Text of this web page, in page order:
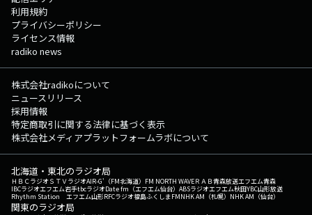
利用規約
プライバシーポリシー
ライセンス情報
radiko news
株式会社radikoについて
ニュースリリース
採用情報
特定商取引に関する法律に基づく表示
株式会社メディアプラットフォームラボについて
北海道・東北のラジオ局
ＨＢＣラジオＳＴＶラジオAIR-G'（FM北海道） FM NORTH WAVEＲＡＢ青森放送エフエム青森
IBCラジオエフエム岩手tbcラジオDate fm（エフエム仙台） ABSラジオエフエム秋田YBC山形放送
Rhythm Station エフエム山形RFCラジオ福島ふくしまFMNHK AM（札幌） NHK AM（仙台）
関東のラジオ局